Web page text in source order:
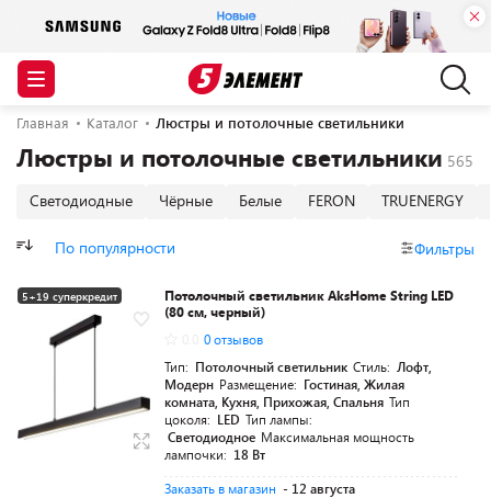
Главная Каталог Люстры и потолочные светильники
Люстры и потолочные светильники
Светодиодные Чёрные Белые FERON TRUENERGY
По популярности Фильтры
5+19 суперкредит
Потолочный светильник AksHome String LED
(80 см, черный)
0 отзывов
Тип: Потолочный светильник Стиль: Лофт,
Модерн Размещение: Гостиная, Жилая
комната, Кухня, Прихожая, Спальня Тип
цоколя: LED Тип лампы:
Светодиодное Максимальная мощность
лампочки: 18 Вт
Заказать в магазин - 12 августа